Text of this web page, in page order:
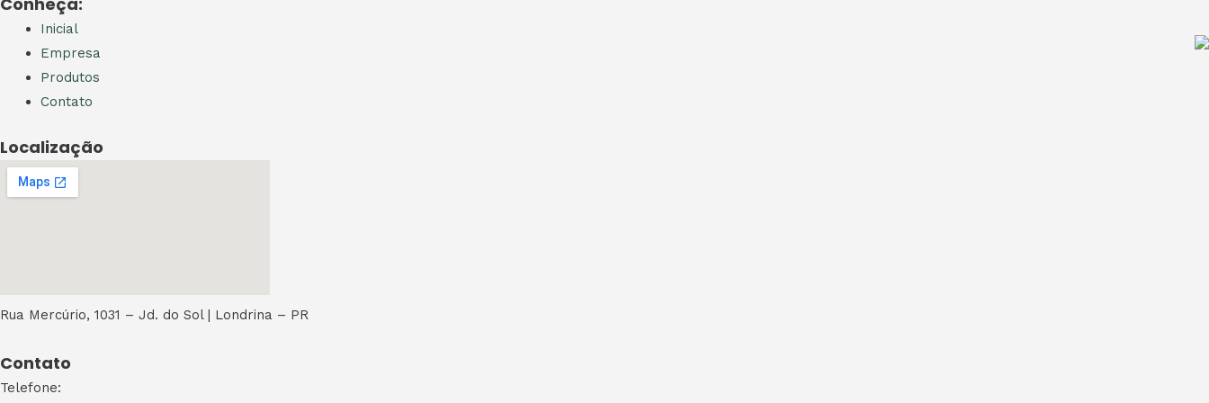
Inicial
Empresa
Produtos
Contato
Localização
Rua Mercúrio, 1031 – Jd. do Sol | Londrina – PR
Contato
Telefone: